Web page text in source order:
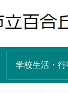
学校生活・